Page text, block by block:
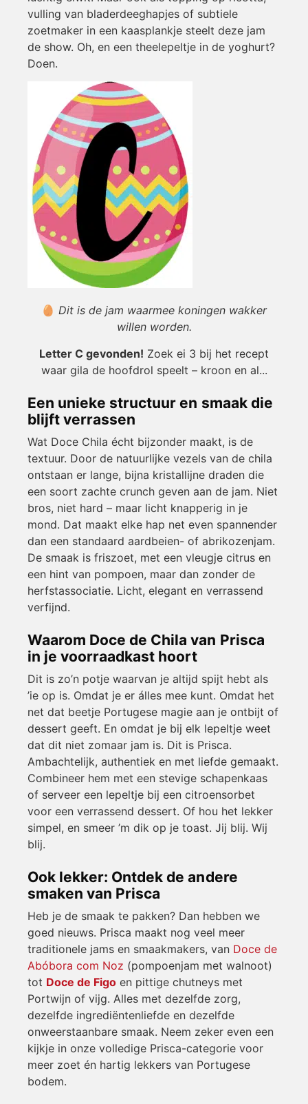
vulling van bladerdeeghapjes of subtiele
zoetmaker in een kaasplankje steelt deze jam
de show. Oh, en een theelepeltje in de yoghurt?
Doen.
🥚 Dit is de jam waarmee koningen wakker
willen worden.
Letter C gevonden! Zoek ei 3 bij het recept
waar gila de hoofdrol speelt – kroon en al...
Een unieke structuur en smaak die
blijft verrassen
Wat Doce Chila écht bijzonder maakt, is de
textuur. Door de natuurlijke vezels van de chila
ontstaan er lange, bijna kristallijne draden die
een soort zachte crunch geven aan de jam. Niet
bros, niet hard – maar licht knapperig in je
mond. Dat maakt elke hap net even spannender
dan een standaard aardbeien- of abrikozenjam.
De smaak is friszoet, met een vleugje citrus en
een hint van pompoen, maar dan zonder de
herfstassociatie. Licht, elegant en verrassend
verfijnd.
Waarom Doce de Chila van Prisca
in je voorraadkast hoort
Dit is zo’n potje waarvan je altijd spijt hebt als
’ie op is. Omdat je er álles mee kunt. Omdat het
net dat beetje Portugese magie aan je ontbijt of
dessert geeft. En omdat je bij elk lepeltje weet
dat dit niet zomaar jam is. Dit is Prisca.
Ambachtelijk, authentiek en met liefde gemaakt.
Combineer hem met een stevige schapenkaas
of serveer een lepeltje bij een citroensorbet
voor een verrassend dessert. Of hou het lekker
simpel, en smeer ’m dik op je toast. Jij blij. Wij
blij.
Ook lekker: Ontdek de andere
smaken van Prisca
Heb je de smaak te pakken? Dan hebben we
goed nieuws. Prisca maakt nog veel meer
traditionele jams en smaakmakers, van Doce de
Abóbora com Noz (pompoenjam met walnoot)
tot Doce de Figo en pittige chutneys met
Portwijn of vijg. Alles met dezelfde zorg,
dezelfde ingrediëntenliefde en dezelfde
onweerstaanbare smaak. Neem zeker even een
kijkje in onze volledige Prisca-categorie voor
meer zoet én hartig lekkers van Portugese
bodem.